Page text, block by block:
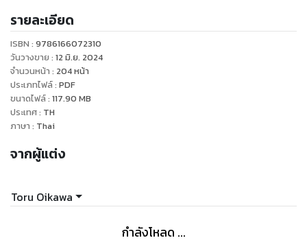
รายละเอียด
ISBN : 9786166072310
วันวางขาย : 12 มิ.ย. 2024
จำนวนหน้า : 204หน้า
ประเภทไฟล์: PDF
ขนาดไฟล์: 117.90 MB
ประเทศ: TH
ภาษา : Thai
จากผู้แต่ง
Toru Oikawa
กำลังโหลด ...